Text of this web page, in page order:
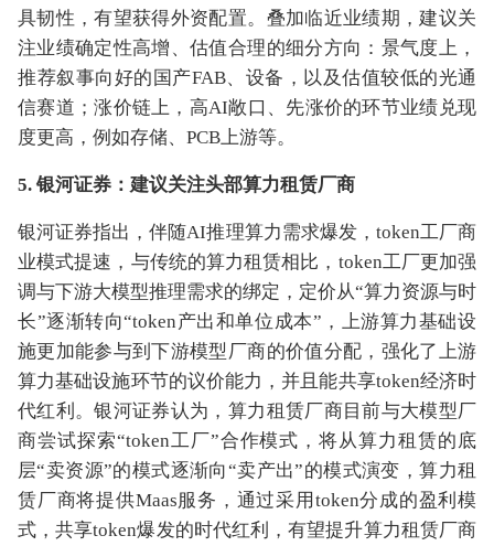
具韧性，有望获得外资配置。叠加临近业绩期，建议关
注业绩确定性高增、估值合理的细分方向：景气度上，
推荐叙事向好的国产FAB、设备，以及估值较低的光通
信赛道；涨价链上，高AI敞口、先涨价的环节业绩兑现
度更高，例如存储、PCB上游等。
5. 银河证券：建议关注头部算力租赁厂商
银河证券指出，伴随AI推理算力需求爆发，token工厂商
业模式提速，与传统的算力租赁相比，token工厂更加强
调与下游大模型推理需求的绑定，定价从“算力资源与时
长”逐渐转向“token产出和单位成本”，上游算力基础设
施更加能参与到下游模型厂商的价值分配，强化了上游
算力基础设施环节的议价能力，并且能共享token经济时
代红利。银河证券认为，算力租赁厂商目前与大模型厂
商尝试探索“token工厂”合作模式，将从算力租赁的底
层“卖资源”的模式逐渐向“卖产出”的模式演变，算力租
赁厂商将提供Maas服务，通过采用token分成的盈利模
式，共享token爆发的时代红利，有望提升算力租赁厂商